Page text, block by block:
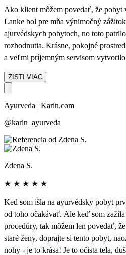
Ako klient môžem povedať, že pobyt
Lanke bol pre mňa výnimočný
ajurvédskych pobytoch, no toto
rozhodnutia. Krásne, pokojné
a veľmi príjemným servisom
poradila , s ňou ide všetko hladko a
akýchkoľvek problémov. Určite odporúčam každému, kto hľadá
kvalitnú ajurvédu.
ZISTI VIAC
Ayurveda | Karin.com
@karin_ayurveda
Zdena S.
★ ★ ★ ★ ★
Ked som išla na ayurvédsky pobyt
od toho očakávať. Ale keď som zažila ten pokoj, tie famózne
procedúry, tak môžem len povedať,
staré ženy, doprajte si tento pobyt,
nohy - je to krása! Je to očista tela, duše, ale zároveň aj liečenie